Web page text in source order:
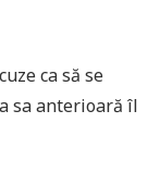
ca să se
sa anterioară îl